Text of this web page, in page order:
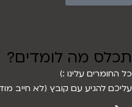
תכלס מה לומדים?
כל החומרים עלינו :)
עליכם להגיע עם קובץ (לא חייב